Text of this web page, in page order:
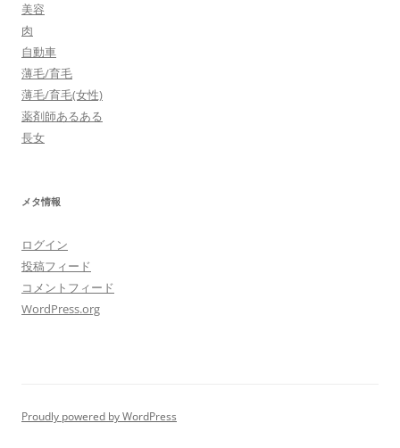
美容
肉
自動車
薄毛/育毛
薄毛/育毛(女性)
薬剤師あるある
長女
メタ情報
ログイン
投稿フィード
コメントフィード
WordPress.org
Proudly powered by WordPress